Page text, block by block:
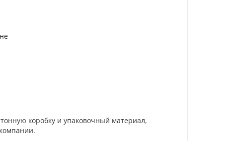
коробку и упаковочный материал,